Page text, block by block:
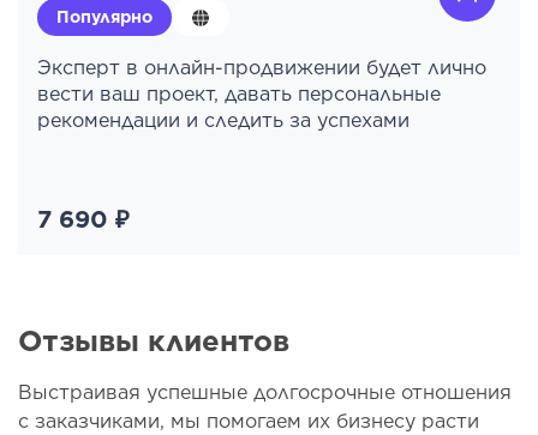
Популярно
Эксперт в онлайн-продвижении будет лично
вести ваш проект, давать персональные
рекомендации и следить за успехами
7 690 ₽
Отзывы клиентов
Выстраивая успешные долгосрочные отношения
с заказчиками, мы помогаем их бизнесу расти